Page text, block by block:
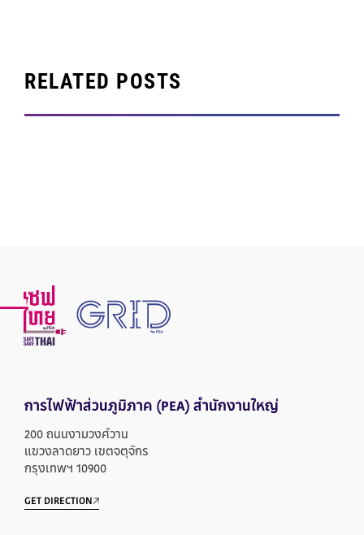
RELATED POSTS
การไฟฟ้าส่วนภูมิภาค (PEA) สำนักงานใหญ่
200 ถนนงามวงศ์วาน
แขวงลาดยาว เขตจตุจักร
กรุงเทพฯ 10900
GET DIRECTION